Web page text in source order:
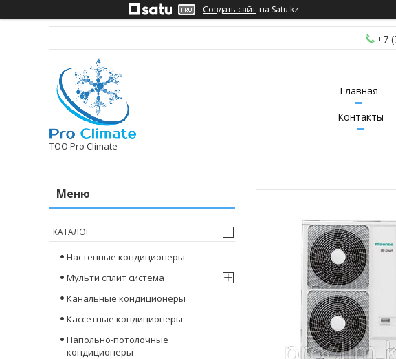
Создать сайт на Satu.kz
+7
ТОО Pro Climate
Главная
Контакты
КАТАЛОГ
Настенные кондиционеры
Мульти сплит система
Канальные кондиционеры
Кассетные кондиционеры
Напольно-потолочные
кондиционеры